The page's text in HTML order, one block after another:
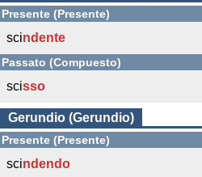
Presente (Presente)
scindente
Passato (Compuesto)
scisso
Gerundio (Gerundio)
Presente (Presente)
scindendo